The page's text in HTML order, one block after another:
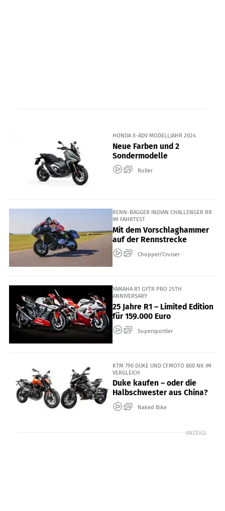
HONDA X-ADV MODELLJAHR 2024
Neue Farben und 2
Sondermodelle
Roller
RENN-BAGGER INDIAN CHALLENGER RR
IM FAHRTEST
Mit dem Vorschlaghammer
auf der Rennstrecke
Chopper/Cruiser
YAMAHA R1 GYTR PRO 25TH
ANNIVERSARY
25 Jahre R1 – Limited Edition
für 159.000 Euro
Supersportler
KTM 790 DUKE UND CFMOTO 800 NK IM
VERGLEICH
Duke kaufen – oder die
Halbschwester aus China?
Naked Bike
ANZEIGE